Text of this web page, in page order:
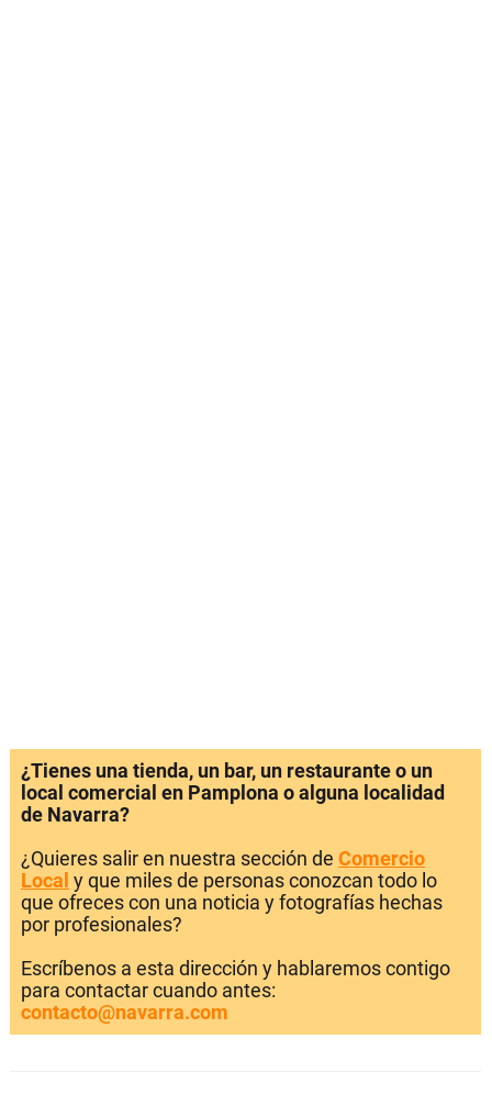
¿Tienes una tienda, un bar, un restaurante o un
local comercial en Pamplona o alguna localidad
de Navarra?
¿Quieres salir en nuestra sección de Comercio
Local y que miles de personas conozcan todo lo
que ofreces con una noticia y fotografías hechas
por profesionales?
Escríbenos a esta dirección y hablaremos contigo
para contactar cuando antes:
contacto@navarra.com